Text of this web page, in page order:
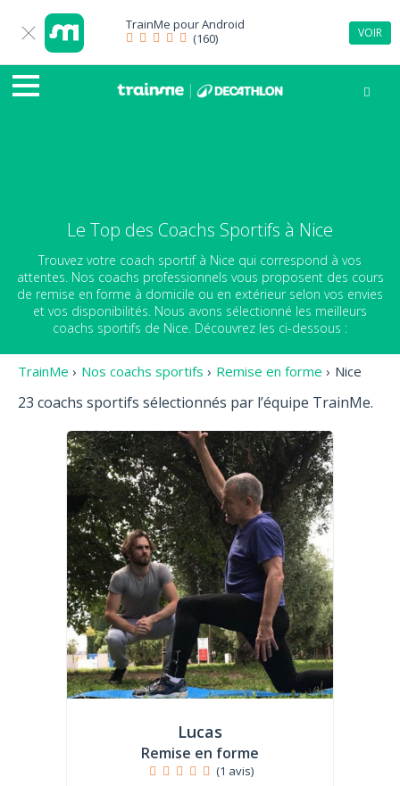
TrainMe pourAndroid
(160)
VOIR
Le Top des Coachs Sportifs à Nice
Trouvez votre coach sportif à Nice qui correspond à vos
attentes. Nos coachs professionnels vous proposent des cours
de remise en forme à domicile ou en extérieur selon vos envies
et vos disponibilités. Nous avons sélectionné les meilleurs
coachs sportifs de Nice. Découvrez les ci-dessous :
TrainMe › Nos coachs sportifs › Remise en forme › Nice
23 coachs sportifs sélectionnés par l’équipe TrainMe.
Lucas
Remise en forme
(1 avis)